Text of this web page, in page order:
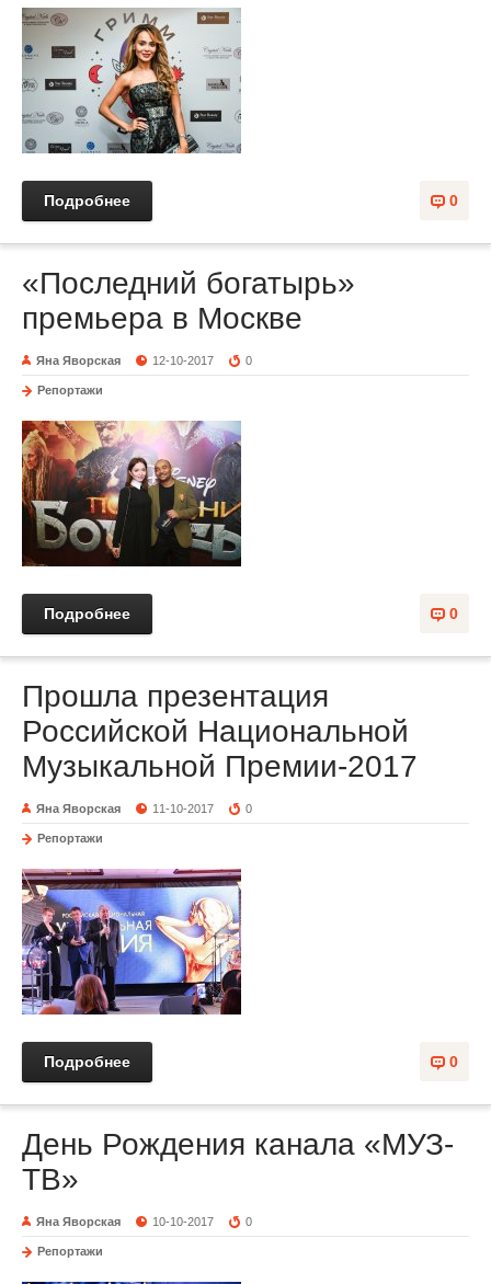
0
Подробнее
«Последний богатырь»
премьера в Москве
Яна Яворская 12-10-2017 0
Репортажи
0
Подробнее
Прошла презентация
Российской Национальной
Музыкальной Премии-2017
Яна Яворская 11-10-2017 0
Репортажи
0
Подробнее
День Рождения канала «МУЗ-
ТВ»
Яна Яворская 10-10-2017 0
Репортажи